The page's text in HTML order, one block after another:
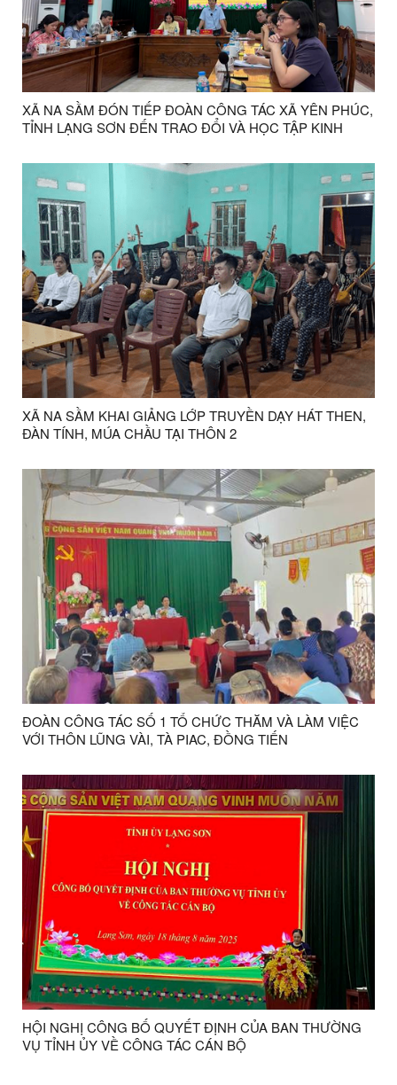
XÃ NA SẦM ĐÓN TIẾP ĐOÀN CÔNG TÁC XÃ YÊN PHÚC,
TỈNH LẠNG SƠN ĐẾN TRAO ĐỔI VÀ HỌC TẬP KINH
XÃ NA SẦM KHAI GIẢNG LỚP TRUYỀN DẠY HÁT THEN,
ĐÀN TÍNH, MÚA CHẦU TẠI THÔN 2
ĐOÀN CÔNG TÁC SỐ 1 TỔ CHỨC THĂM VÀ LÀM VIỆC
VỚI THÔN LŨNG VÀI, TÀ PIAC, ĐỒNG TIẾN
HỘI NGHỊ CÔNG BỐ QUYẾT ĐỊNH CỦA BAN THƯỜNG
VỤ TỈNH ỦY VỀ CÔNG TÁC CÁN BỘ